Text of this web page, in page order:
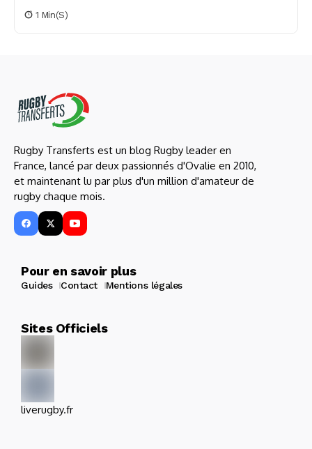
1 Min(s)
Rugby Transferts est un blog Rugby leader en
France, lancé par deux passionnés d'Ovalie en 2010,
et maintenant lu par plus d'un million d'amateur de
rugby chaque mois.
Pour en savoir plus
Guides Contact Mentions légales
Sites Officiels
liverugby.fr